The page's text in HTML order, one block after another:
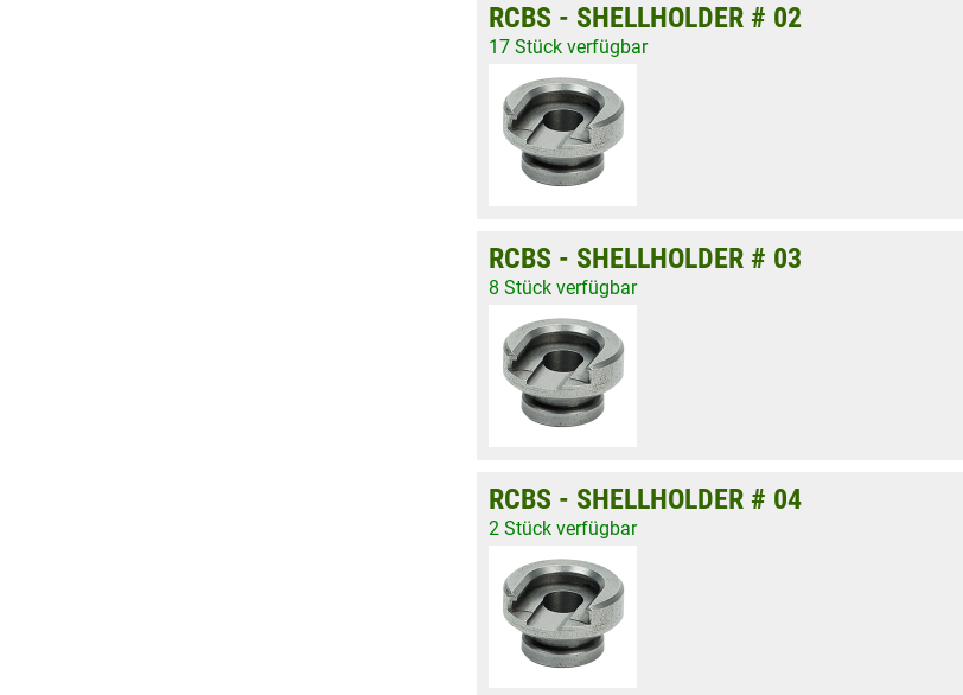
RCBS - SHELLHOLDER # 02
17 Stück verfügbar
RCBS - SHELLHOLDER # 03
8 Stück verfügbar
RCBS - SHELLHOLDER # 04
2 Stück verfügbar